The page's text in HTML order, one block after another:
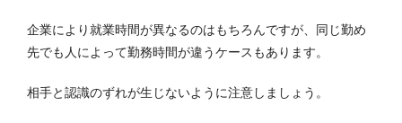
企業により就業時間が異なるのはもちろんですが、同じ勤め
先でも人によって勤務時間が違うケースもあります。
相手と認識のずれが生じないように注意しましょう。